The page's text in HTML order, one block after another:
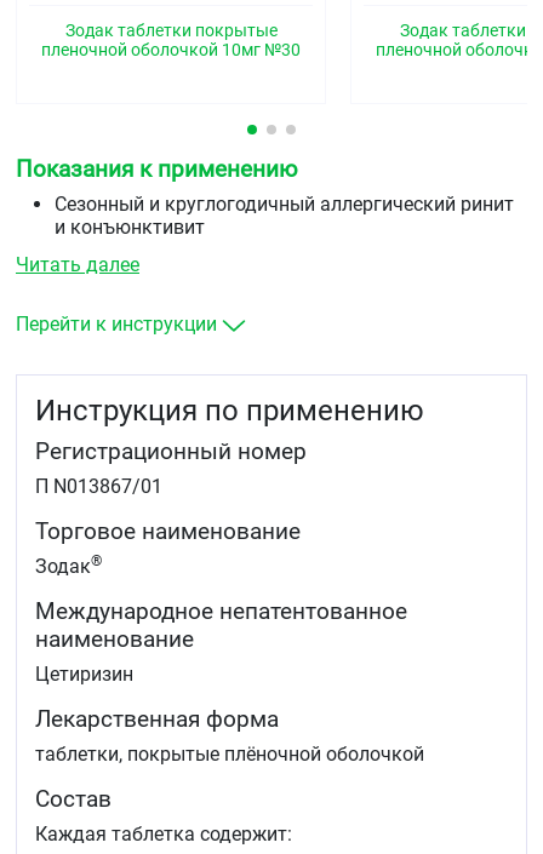
Зодак таблетки покрытые
пленочной оболочкой 10мг №30
Зодак таблетки
пленочной
Показания к применению
Сезонный и круглогодичный аллергический ринит
и конъюнктивит
Поллиноз (сенная лихорадка)
Отек Квинке.
Читать далее
Перейти к инструкции
Инструкция по применению
Регистрационный номер
П N013867/01
Торговое наименование
Зодак®
Международное непатентованное
наименование
Цетиризин
Лекарственная форма
таблетки, покрытые плёночной оболочкой
Состав
Каждая таблетка содержит: